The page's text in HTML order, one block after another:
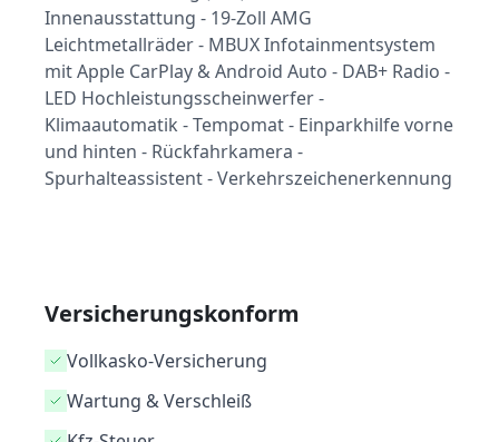
Innenausstattung - 19-Zoll AMG
Leichtmetallräder - MBUX Infotainmentsystem
mit Apple CarPlay & Android Auto - DAB+ Radio -
LED Hochleistungsscheinwerfer -
Klimaautomatik - Tempomat - Einparkhilfe vorne
und hinten - Rückfahrkamera -
Spurhalteassistent - Verkehrszeichenerkennung
Versicherungskonform
Vollkasko-Versicherung
Wartung & Verschleiß